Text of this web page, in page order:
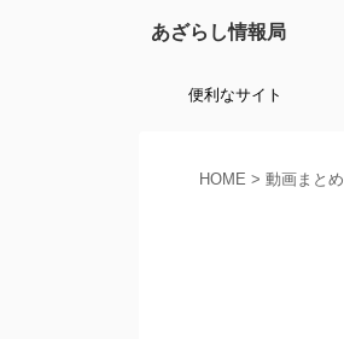
あざらし情報局
便利なサイト
HOME > 動画まとめ